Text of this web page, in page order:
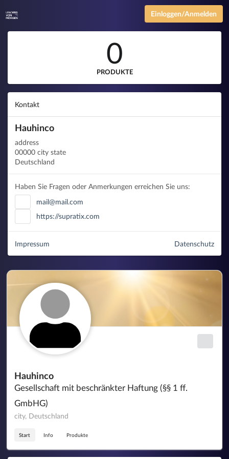
Einloggen/Anmelden
Hauhinco
Gesellschaft mit beschränkter Haftung (§§ 1 ff.
GmbHG)
city, Deutschland
Start Info Produkte
0
PRODUKTE
Kontakt
Hauhinco
address
00000 city state
Deutschland
Haben Sie Fragen oder Anmerkungen erreichen Sie uns:
mail@mail.com
https://supratix.com
Datenschutz
Impressum